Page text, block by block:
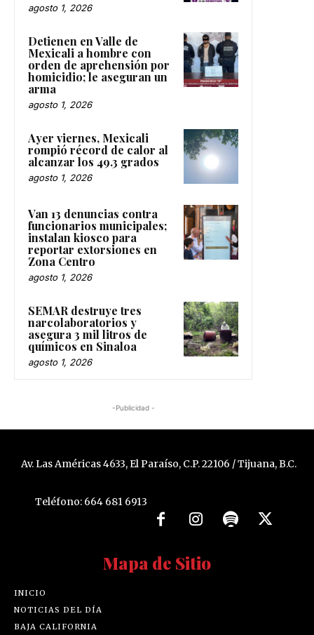
agosto 1, 2026
Detienen en Valle de
Mexicali a hombre con
orden de aprehensión por
homicidio; le aseguran un
arma
agosto 1, 2026
Ayer viernes, Mexicali
rompió récord de calor al
alcanzar los 49.3 grados
agosto 1, 2026
Van 13 denuncias contra
funcionarios municipales;
instalan kiosco para
reportar extorsiones en
Zona Centro
agosto 1, 2026
SEMAR destruye tres
narcolaboratorios y
asegura 3 mil litros de
químicos en Sinaloa
agosto 1, 2026
-Publicidad -
Av. Las Américas 4633, El Paraíso, C.P. 22106 / Tijuana, B.C.
Teléfono: 664 681 6913
Mapa de Sitio
INICIO
NOTICIAS DEL DÍA
BAJA CALIFORNIA